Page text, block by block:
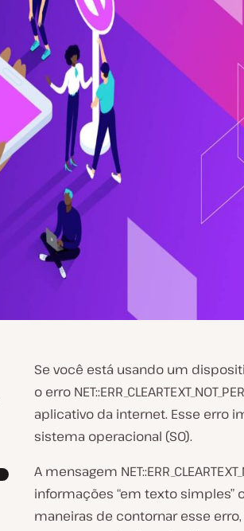
Se você está usando um
o erro
aplicativo da internet. Esse erro
sistema operacional (SO).
A mensagem
informações “em texto simples”
maneiras de contornar esse